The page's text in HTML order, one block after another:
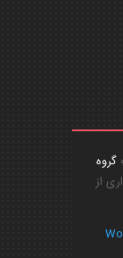
گروه
از